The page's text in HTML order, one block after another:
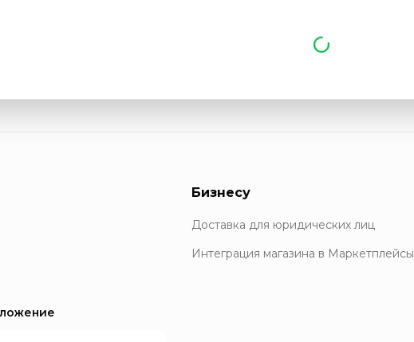
Бизнесу
Доставка для юридических лиц
Интеграция магазина в Маркетплейсы